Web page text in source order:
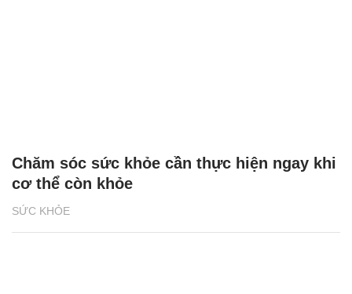
SỨC KHỎE
Chăm sóc sức khỏe cần thực hiện ngay khi
cơ thể còn khỏe